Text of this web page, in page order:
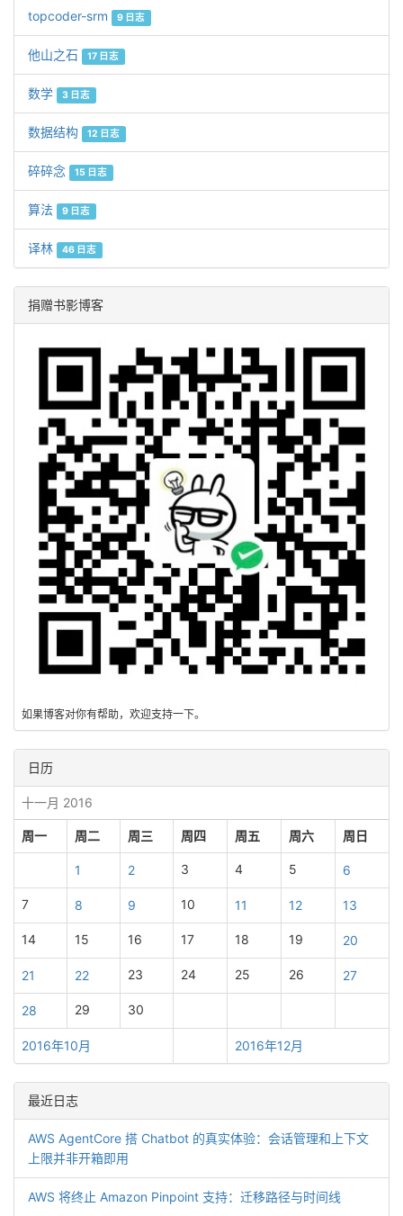
topcoder-srm 9 日志
他山之石 17 日志
数学 3 日志
数据结构 12 日志
碎碎念 15 日志
算法 9 日志
译林 46 日志
捐赠书影博客
如果博客对你有帮助，欢迎支持一下。
日历
十一月 2016
周一 周二 周三 周四 周五 周六 周日
2016年10月 2016年12月
1 2 3 4 5 6
7 8 9 10 11 12 13
14 15 16 17 18 19 20
21 22 23 24 25 26 27
28 29 30
最近日志
AWS AgentCore 搭 Chatbot 的真实体验：会话管理和上下文
上限并非开箱即用
AWS 将终止 Amazon Pinpoint 支持：迁移路径与时间线